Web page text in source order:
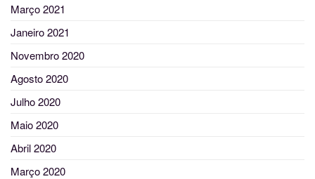
Março 2021
Janeiro 2021
Novembro 2020
Agosto 2020
Julho 2020
Maio 2020
Abril 2020
Março 2020